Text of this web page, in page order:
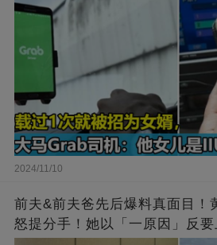
2024/11/10
前夫&前夫爸先后爆料真面目！
怒提分手！她以「一原因」反要